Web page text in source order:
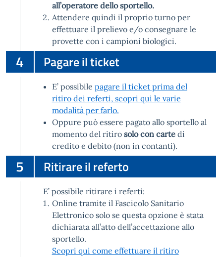
all’operatore dello sportello.
Attendere quindi il proprio turno per
effettuare il prelievo e/o consegnare le
provette con i campioni biologici.
4 Pagare il ticket
E’ possibile pagare il ticket prima del
ritiro dei referti, scopri qui le varie
modalità per farlo.
Oppure può essere pagato allo sportello al
momento del ritiro solo con cartedi
credito e debito (non in contanti).
5 Ritirare il referto
E’ possibile ritirare i referti:
Online tramite il Fascicolo Sanitario
Elettronico solo se questa opzione è stata
dichiarata all’atto dell’accettazione allo
sportello.
Scopri qui come effettuare il ritiro